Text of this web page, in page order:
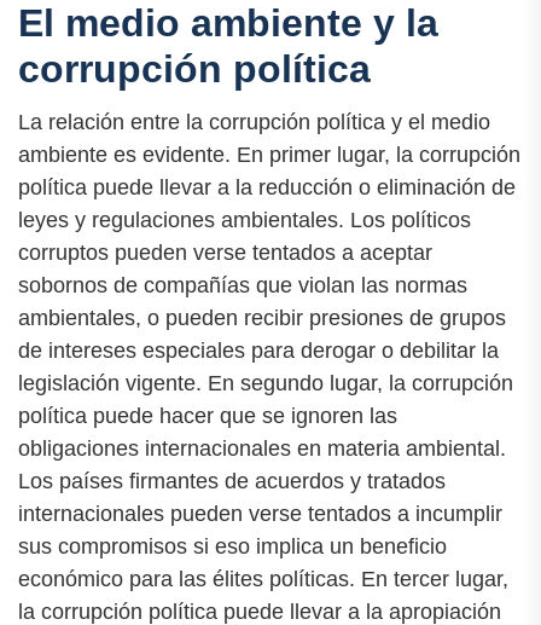
El medio ambiente y la
corrupción política
La relación entre la corrupción política y el medio
ambiente es evidente. En primer lugar, la corrupción
política puede llevar a la reducción o eliminación de
leyes y regulaciones ambientales. Los políticos
corruptos pueden verse tentados a aceptar
sobornos de compañías que violan las normas
ambientales, o pueden recibir presiones de grupos
de intereses especiales para derogar o debilitar la
legislación vigente. En segundo lugar, la corrupción
política puede hacer que se ignoren las
obligaciones internacionales en materia ambiental.
Los países firmantes de acuerdos y tratados
internacionales pueden verse tentados a incumplir
sus compromisos si eso implica un beneficio
económico para las élites políticas. En tercer lugar,
la corrupción política puede llevar a la apropiación